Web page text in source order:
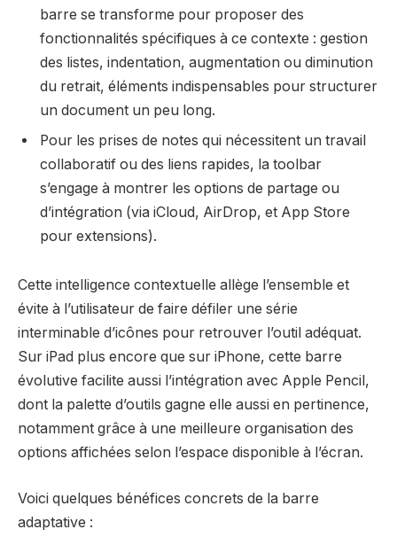
barre se transforme pour proposer des
fonctionnalités spécifiques à ce contexte : gestion
des listes, indentation, augmentation ou diminution
du retrait, éléments indispensables pour structurer
un document un peu long.
Pour les prises de notes qui nécessitent un travail
collaboratif ou des liens rapides, la toolbar
s’engage à montrer les options de partage ou
d’intégration (via iCloud, AirDrop, et App Store
pour extensions).
Cette intelligence contextuelle allège l’ensemble et
évite à l’utilisateur de faire défiler une série
interminable d’icônes pour retrouver l’outil adéquat.
Sur iPad plus encore que sur iPhone, cette barre
évolutive facilite aussi l’intégration avec Apple Pencil,
dont la palette d’outils gagne elle aussi en pertinence,
notamment grâce à une meilleure organisation des
options affichées selon l’espace disponible à l’écran.
Voici quelques bénéfices concrets de la barre
adaptative :